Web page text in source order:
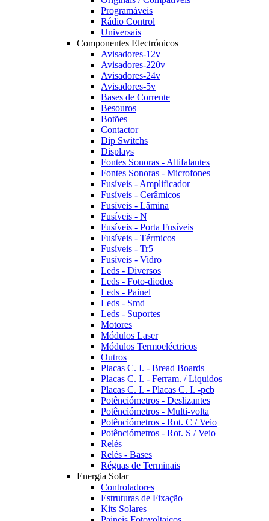
Programáveis
Rádio Control
Universais
Componentes Electrónicos
Avisadores-12v
Avisadores-220v
Avisadores-24v
Avisadores-5v
Bases de Corrente
Besouros
Botões
Contactor
Dip Switchs
Displays
Fontes Sonoras - Altifalantes
Fontes Sonoras - Microfones
Fusíveis - Amplificador
Fusíveis - Cerâmicos
Fusíveis - Lâmina
Fusíveis - N
Fusíveis - Porta Fusíveis
Fusíveis - Térmicos
Fusíveis - Tr5
Fusíveis - Vidro
Leds - Diversos
Leds - Foto-diodos
Leds - Painel
Leds - Smd
Leds - Suportes
Motores
Módulos Laser
Módulos Termoeléctricos
Outros
Placas C. I. - Bread Boards
Placas C. I. - Ferram. / Liquidos
Placas C. I. - Placas C. I. -pcb
Potênciómetros - Deslizantes
Potênciómetros - Multi-volta
Potênciómetros - Rot. C / Veio
Potênciómetros - Rot. S / Veio
Relés
Relés - Bases
Réguas de Terminais
Energia Solar
Controladores
Estruturas de Fixação
Kits Solares